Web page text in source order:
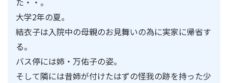
大学2年の夏。
結衣子は入院中の母親のお見舞いの為に実家に帰省す
る。
バス停には姉・万佑子の姿。
そして隣には昔姉が付けたはずの怪我の跡を持った少